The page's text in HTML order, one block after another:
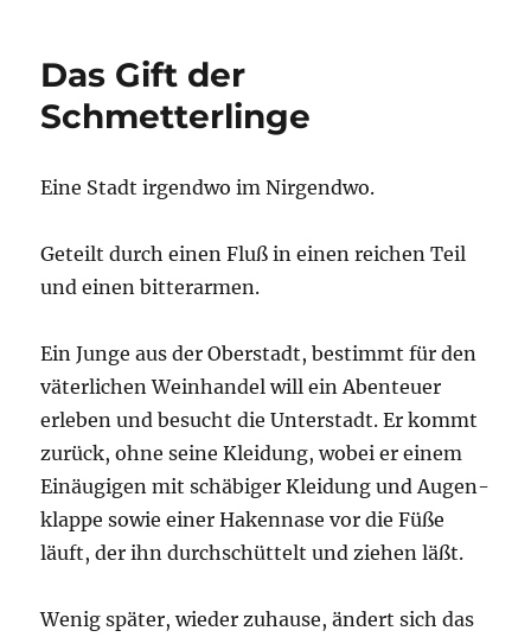
Band 3
Das Gift der
Schmetterlinge
Eine Stadt irgend­wo im Nirgendwo.
Geteilt durch einen Fluß in einen rei­chen Teil
und einen bitterarmen.
Ein Jun­ge aus der Ober­stadt, bestimmt für den
väter­li­chen Wein­han­del will ein Aben­teu­er
erle­ben und besucht die Unter­stadt. Er kommt
zurück, ohne sei­ne Klei­dung, wobei er einem
Ein­äu­gi­gen mit schä­bi­ger Klei­dung und Augen­
klap­pe sowie einer Haken­na­se vor die Füße
läuft, der ihn durch­schüt­telt und zie­hen läßt.
Wenig spä­ter, wie­der zuhau­se, ändert sich das